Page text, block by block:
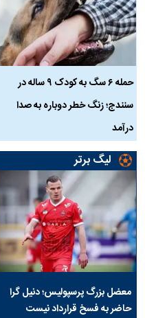
حمله ۶ سگ به کودک ۹ ساله در
سنندج؛ زنگ خطر دوباره به صدا
درآمد
لیگ برتر
معضل بزرگ پرسپولیس؛ دنیل گرا
حاضر به فسخ قرارداد نیست